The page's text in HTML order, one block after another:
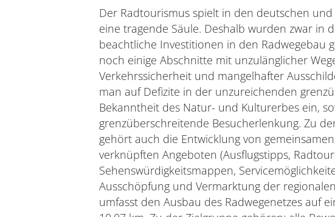
Der Radtourismus spielt in den deutschen
eine tragende Säule. Deshalb wurden zwar in
beachtliche Investitionen in den Radwegebau
noch einige Abschnitte mit unzulänglicher
Verkehrssicherheit und mangelhafter
man auf Defizite in der unzureichenden
Bekanntheit des Natur- und Kulturerbes ein,
grenzüberschreitende Besucherlenkung. Zu
gehört auch die Entwicklung von
verknüpften Angeboten (Ausflugstipps,
Sehenswürdigkeitsmappen,
Ausschöpfung und Vermarktung der
umfasst den Ausbau des Radwegenetzes auf